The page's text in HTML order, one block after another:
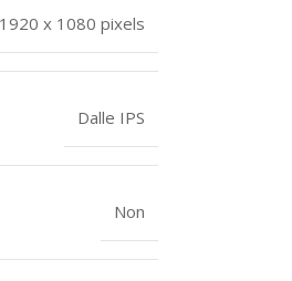
1920 x 1080 pixels
Dalle IPS
Non